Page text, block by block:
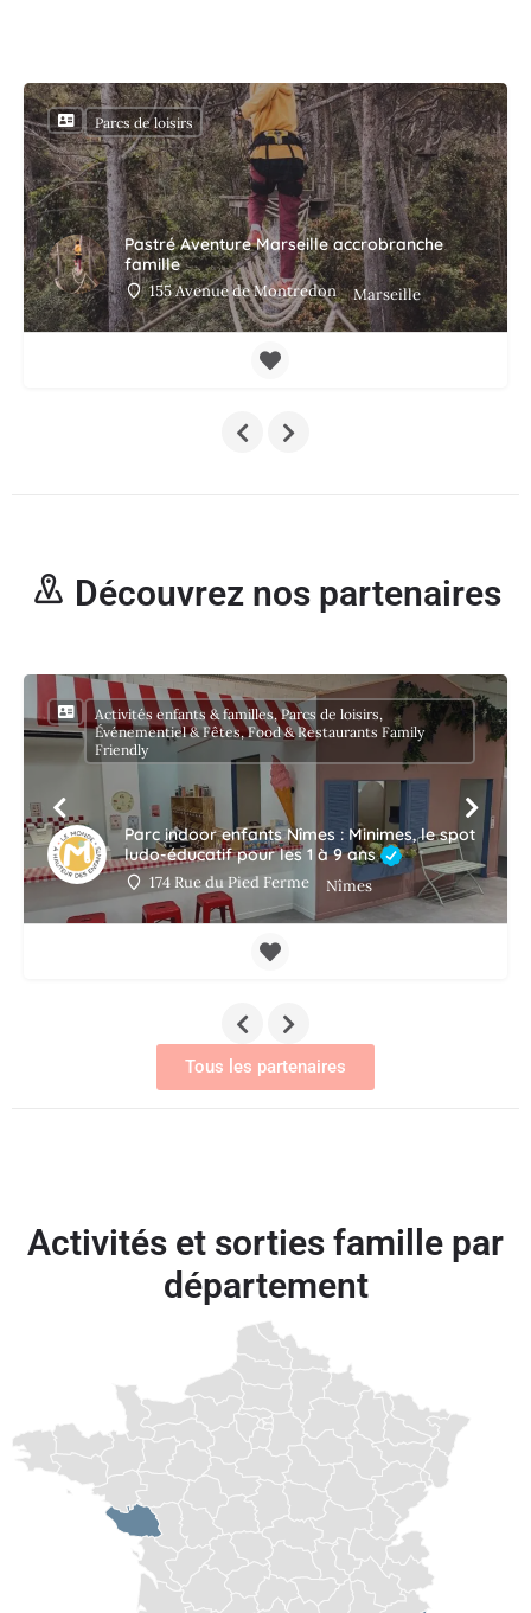
Pastré Aventure Marseille accrobranche
famille
155 Avenue de Montredon Marseille
Parcs de loisirs
Découvrez nos partenaires
Parc indoor enfants Nîmes : Minimes, le spot
ludo-éducatif pour les 1 à 9 ans
174 Rue du Pied Ferme Nîmes
Activités enfants & familles, Parcs de loisirs,
Événementiel & Fêtes, Food & Restaurants Family
Friendly
Tous les partenaires
Activités et sorties famille par
département